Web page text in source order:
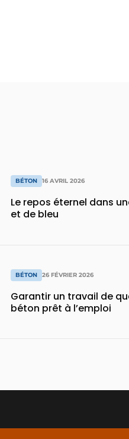
BÉTON 16 AVRIL 2026
Le repos éternel dans
et de bleu
BÉTON 26 FÉVRIER 2026
Garantir un travail de
béton prêt à l’emploi